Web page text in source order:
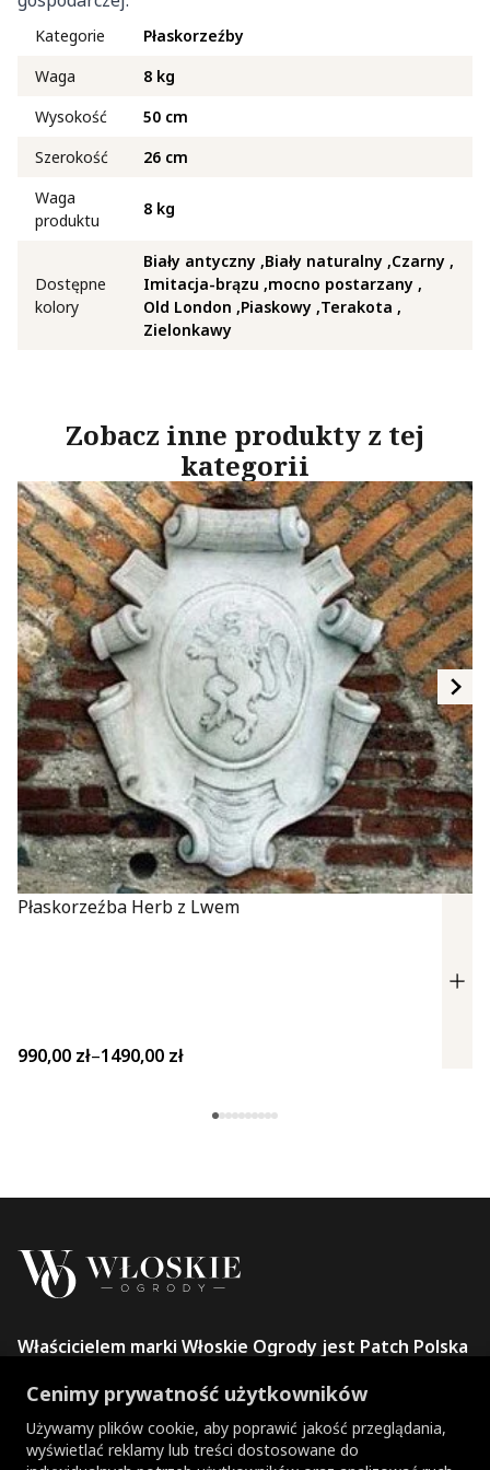
Kategorie
Płaskorzeźby
Waga
8 kg
Wysokość
50 cm
Szerokość
26 cm
Waga
produktu
8 kg
Dostępne
kolory
Biały antyczny Biały naturalny Czarny
Imitacja-brązu mocno postarzany
Old London Piaskowy Terakota
Zielonkawy
Zobacz inne produkty z tej
kategorii
Płaskorzeźba Herb z Lwem
990,00 zł–1490,00 zł
Zakres cen: od 990,00 zł do 1490,00 zł
Właścicielem marki Włoskie Ogrody jest Patch Polska
+48 734 106 149
info@wloskie-ogrody.pl
Cenimy prywatność użytkowników
Używamy plików cookie, aby poprawić jakość przeglądania,
wyświetlać reklamy lub treści dostosowane do